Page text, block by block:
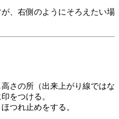
、右側のようにそろえたい場
さの所（出来上がり線ではな
をつける。
つれ止めをする。